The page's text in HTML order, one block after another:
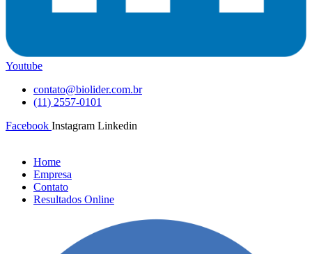
Youtube
contato@biolider.com.br
(11) 2557-0101
Facebook Instagram Linkedin
Home
Empresa
Contato
Resultados Online